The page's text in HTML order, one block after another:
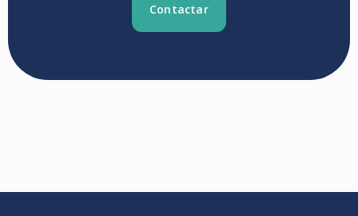
Contactar